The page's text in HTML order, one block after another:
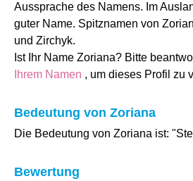
Aussprache des Namens. Im
guter Name. Spitznamen von
und Zirchyk.
Ist Ihr Name Zoriana? Bitte
Ihrem Namen , um dieses Profil zu
Bedeutung von Zoriana
Die Bedeutung von Zoriana ist:
Bewertung